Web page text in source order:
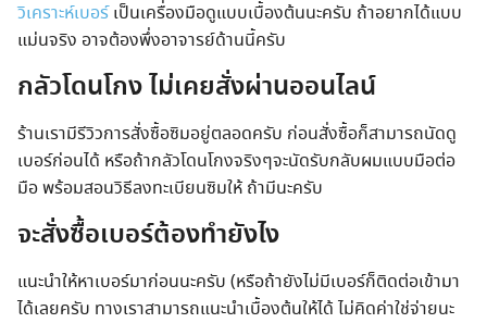
วิเคราะห์เบอร์เป็นเครื่องมือดูแบบเบื้องต้นนะครับ ถ้าอยากได้แบบ
แม่นจริง อาจต้องพึ่งอาจารย์ด้านนี้ครับ
กลัวโดนโกง ไม่เคยสั่งผ่านออนไลน์
ร้านเรามีรีวิวการสั่งซื้อซิมอยู่ตลอดครับ ก่อนสั่งซื้อก็สามารถนัดดู
เบอร์ก่อนได้ หรือถ้ากลัวโดนโกงจริงๆจะนัดรับกลับผมแบบมือต่อ
มือ พร้อมสอนวิธีลงทะเบียนซิมให้ ถ้ามีนะครับ
จะสั่งซื้อเบอร์ต้องทำยังไง
แนะนำให้หาเบอร์มาก่อนนะครับ (หรือถ้ายังไม่มีเบอร์ก็ติดต่อเข้ามา
ได้เลยครับ ทางเราสามารถแนะนำเบื้องต้นให้ได้ ไม่คิดค่าใช่จ่ายนะ